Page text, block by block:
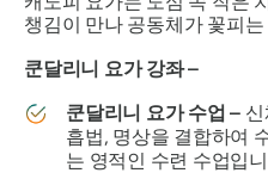
챙김이 만나 공동체가 꽃피
쿤달리니 요가 강좌 –
쿤달리니 요가 수업 –
흡법, 명상을 결합하여
는 영적인 수련 수업입